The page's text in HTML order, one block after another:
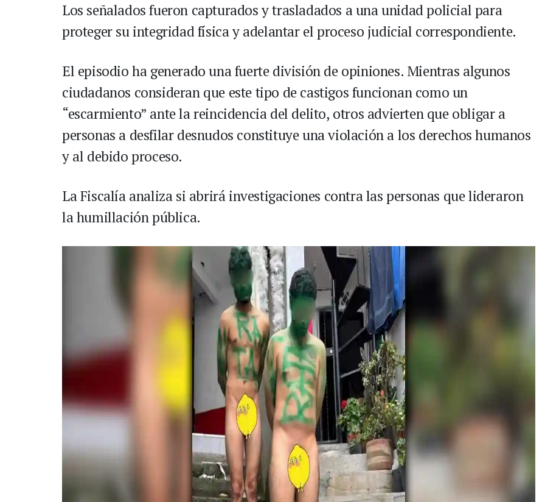
Los señalados fueron capturados y trasladados a una unidad policial para
proteger su integridad física y adelantar el proceso judicial correspondiente.
El episodio ha generado una fuerte división de opiniones. Mientras algunos
ciudadanos consideran que este tipo de castigos funcionan como un
“escarmiento” ante la reincidencia del delito, otros advierten que obligar a
personas a desfilar desnudos constituye una violación a los derechos humanos
y al debido proceso.
La Fiscalía analiza si abrirá investigaciones contra las personas que lideraron
la humillación pública.